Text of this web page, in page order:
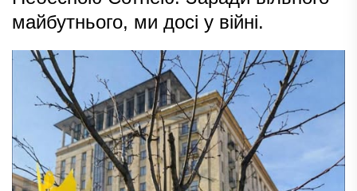
майбутнього, ми досі у війні.